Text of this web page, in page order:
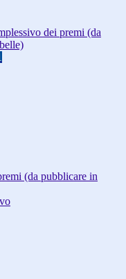
dei premi (da
(da pubblicare in